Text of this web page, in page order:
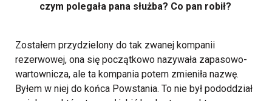
czym polegała pana służba? Co pan robił?
Zostałem przydzielony do tak zwanej kompanii
rezerwowej, ona się początkowo nazywała zapasowo-
wartownicza, ale ta kompania potem zmieniła nazwę.
Byłem w niej do końca Powstania. To nie był pododdział